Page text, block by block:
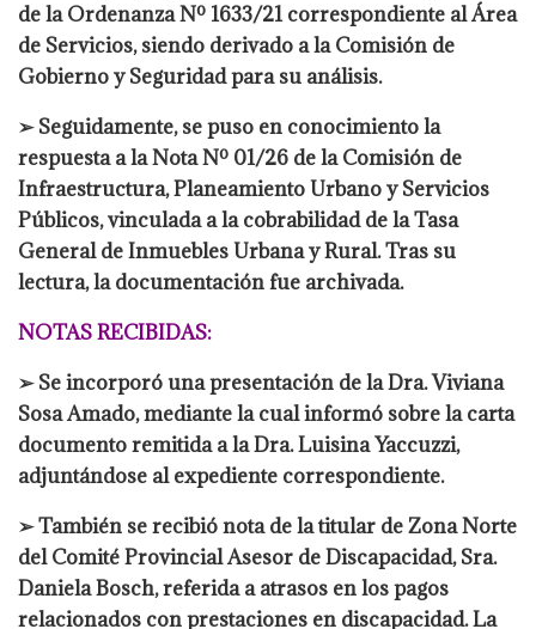
de la Ordenanza Nº 1633/21 correspondiente al Área
de Servicios, siendo derivado a la Comisión de
Gobierno y Seguridad para su análisis.
➢ Seguidamente, se puso en conocimiento la
respuesta a la Nota Nº 01/26 de la Comisión de
Infraestructura, Planeamiento Urbano y Servicios
Públicos, vinculada a la cobrabilidad de la Tasa
General de Inmuebles Urbana y Rural. Tras su
lectura, la documentación fue archivada.
NOTAS RECIBIDAS:
➢ Se incorporó una presentación de la Dra. Viviana
Sosa Amado, mediante la cual informó sobre la carta
documento remitida a la Dra. Luisina Yaccuzzi,
adjuntándose al expediente correspondiente.
➢ También se recibió nota de la titular de Zona Norte
del Comité Provincial Asesor de Discapacidad, Sra.
Daniela Bosch, referida a atrasos en los pagos
relacionados con prestaciones en discapacidad. La